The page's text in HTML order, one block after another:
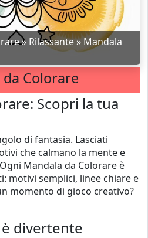
» Rilassante»Mandala
Colorare
Scopri la tua
di fantasia. Lasciati
che calmano la mente e
Mandala da Colorare è
motivi semplici, linee chiare e
momento di gioco creativo?
divertente